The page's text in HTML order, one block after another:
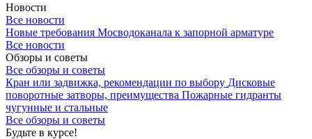
Новости
Все новости
Новые требования Мосводоканала к запорной арматуре
Все новости
Обзоры и советы
Все обзоры и советы
Кран или задвижка, рекомендации по выбору Дисковые
поворотные затворы, преимущества Пожарные гидранты
чугунные и стальные
Все обзоры и советы
Будьте в курсе!